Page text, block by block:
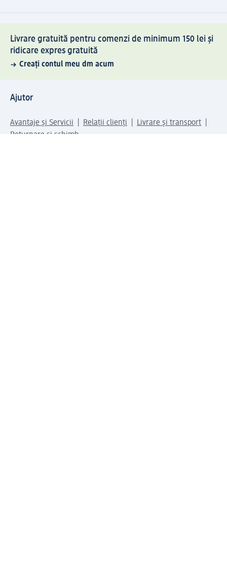
Livrare gratuită pentru comenzi de minimum 150 lei și
ridicare expres gratuită
Creați contul meu dm acum
Ajutor
Avantaje și Servicii Relații clienți
Livrare și transport
Returnare și schimb